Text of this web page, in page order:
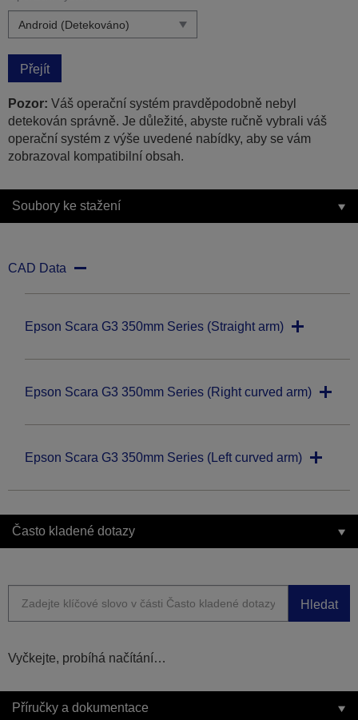
Přejít
Pozor: Váš operační systém pravděpodobně nebyl
detekován správně. Je důležité, abyste ručně vybrali váš
operační systém z výše uvedené nabídky, aby se vám
zobrazoval kompatibilní obsah.
Soubory ke stažení
CAD Data
Epson Scara G3 350mm Series (Straight arm)
Epson Scara G3 350mm Series (Right curved arm)
Epson Scara G3 350mm Series (Left curved arm)
Často kladené dotazy
Hledat
Vyčkejte, probíhá načítání…
Příručky a dokumentace